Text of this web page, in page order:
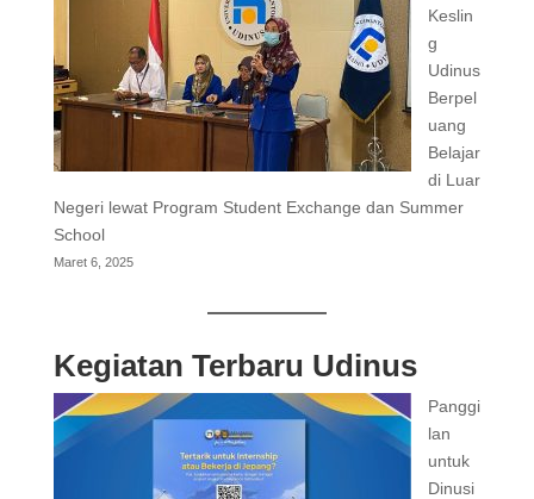
Keslin
g
Udinus
Berpel
uang
Belajar
di Luar
Negeri lewat Program Student Exchange dan Summer
School
Maret 6, 2025
Kegiatan Terbaru Udinus
Panggi
lan
untuk
Dinusi